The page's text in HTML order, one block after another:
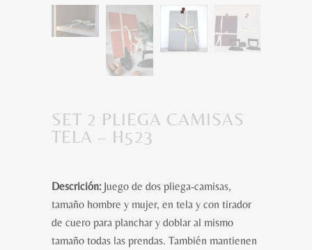
SET 2 PLIEGA CAMISAS
TELA – H523
Descrición: Juego de dos pliega-camisas,
tamaño hombre y mujer, en tela y con tirador
de cuero para planchar y doblar al mismo
tamaño todas las prendas. También mantienen